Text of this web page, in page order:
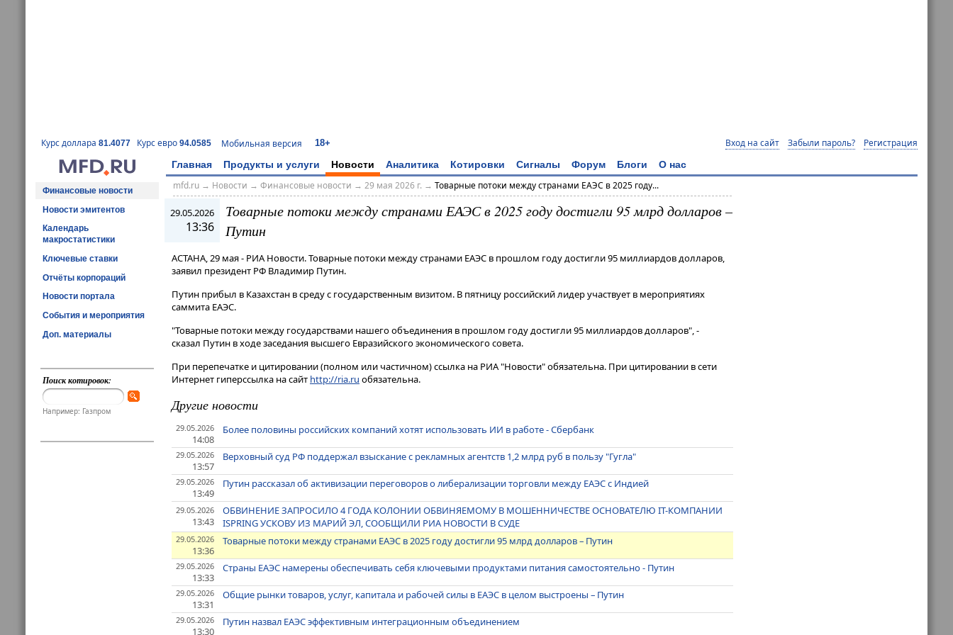
Курс доллара 81.4077 Курс евро 94.0585 Мобильная версия 18+ Вход на сайт Забыли пароль? Регистрация
Главная Продукты и услуги Новости Аналитика Котировки Сигналы Форум Блоги О нас
Финансовые новости
Новости эмитентов
Календарь
макростатистики
Ключевые ставки
Отчёты корпораций
Новости портала
События и мероприятия
Доп. материалы
Поиск котировок:
Например: Газпром
mfd.ru→ Новости → Финансовые новости → 29 мая 2026 г. → Товарные потоки между странами ЕАЭС в 2025 году...
29.05.2026
13:36
Товарные потоки между странами ЕАЭС в 2025 году достигли 95 млрд долларов –
Путин
АСТАНА, 29 мая - РИА Новости. Товарные потоки между странами ЕАЭС в прошлом году достигли 95 миллиардов долларов,
заявил президент РФ Владимир Путин.
Путин прибыл в Казахстан в среду с государственным визитом​​​. В пятницу российский лидер участвует в мероприятиях
саммита ЕАЭС.
"Товарные потоки между государствами нашего объединения в прошлом году достигли 95 миллиардов долларов", -
сказал Путин в ходе заседания высшего Евразийского экономического совета.
При перепечатке и цитировании (полном или частичном) ссылка на РИА "Новости" обязательна. При цитировании в сети
Интернет гиперссылка на сайт http://ria.ru обязательна.
Другие новости
29.05.2026
14:08
Более половины российских компаний хотят использовать ИИ в работе - Сбербанк
29.05.2026
13:57
Верховный суд РФ поддержал взыскание с рекламных агентств 1,2 млрд руб в пользу "Гугла"
29.05.2026
13:49
Путин рассказал об активизации переговоров о либерализации торговли между ЕАЭС с Индией
29.05.2026
13:43
ОБВИНЕНИЕ ЗАПРОСИЛО 4 ГОДА КОЛОНИИ ОБВИНЯЕМОМУ В МОШЕННИЧЕСТВЕ ОСНОВАТЕЛЮ IT-КОМПАНИИ
ISPRING УСКОВУ ИЗ МАРИЙ ЭЛ, СООБЩИЛИ РИА НОВОСТИ В СУДЕ
29.05.2026
13:36
Товарные потоки между странами ЕАЭС в 2025 году достигли 95 млрд долларов – Путин
29.05.2026
13:33
Страны ЕАЭС намерены обеспечивать себя ключевыми продуктами питания самостоятельно - Путин
29.05.2026
13:31
Общие рынки товаров, услуг, капитала и рабочей силы в ЕАЭС в целом выстроены – Путин
29.05.2026
13:30
Путин назвал ЕАЭС эффективным интеграционным объединением